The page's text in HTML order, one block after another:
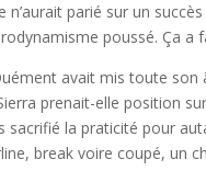
n’aurait parié sur un
poussé. Ça
avait mis toute
prenait-elle position
sacrifié la praticité pour
break voire coupé, un